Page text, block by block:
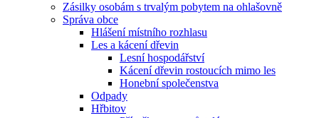
Zásilky osobám s trvalým pobytem na ohlašovně
Správa obce
Hlášení místního rozhlasu
Les a kácení dřevin
Lesní hospodářství
Kácení dřevin rostoucích mimo les
Honební společenstva
Odpady
Hřbitov